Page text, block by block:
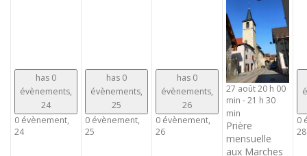
has 0
évènements,
24
0 évènement,
24
has 0
évènements,
25
0 évènement,
25
has 0
évènements,
26
0 évènement,
26
27 août 20 h 00
min -21 h 30
min
Prière
mensuelle
aux Marches
0
28